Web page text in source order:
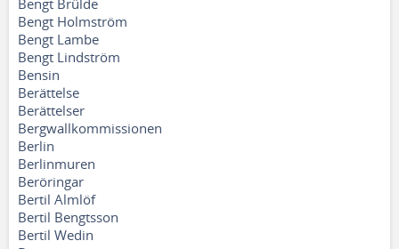
Bengt Brülde
Bengt Holmström
Bengt Lambe
Bengt Lindström
Bensin
Berättelse
Berättelser
Bergwallkommissionen
Berlin
Berlinmuren
Beröringar
Bertil Almlöf
Bertil Bengtsson
Bertil Wedin